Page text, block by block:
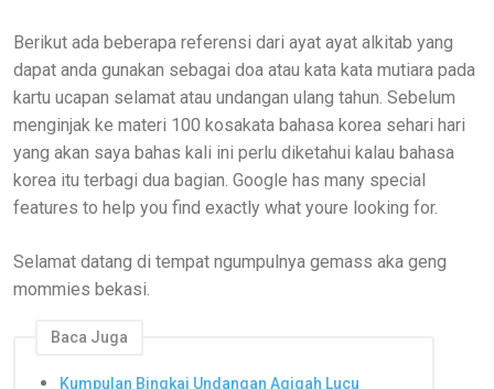
Berikut ada beberapa referensi dari ayat ayat alkitab yang
dapat anda gunakan sebagai doa atau kata kata mutiara pada
kartu ucapan selamat atau undangan ulang tahun. Sebelum
menginjak ke materi 100 kosakata bahasa korea sehari hari
yang akan saya bahas kali ini perlu diketahui kalau bahasa
korea itu terbagi dua bagian. Google has many special
features to help you find exactly what youre looking for.
Selamat datang di tempat ngumpulnya gemass aka geng
mommies bekasi.
Baca Juga
Kumpulan Bingkai Undangan Aqiqah Lucu